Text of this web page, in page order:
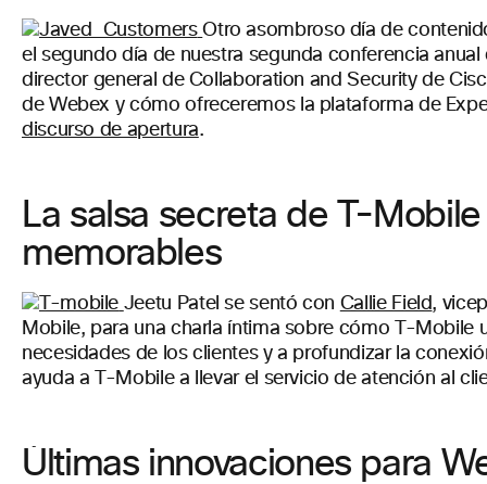
Otro asombroso día de
el segundo día de nuestra segunda conferencia
director general de Collaboration and Security de
de Webex y cómo ofreceremos la plataforma de
discurso de apertura.
La salsa secreta de T-
memorables
Jeetu Patel se sentó con Callie Field,
Mobile, para una charla íntima sobre cómo T-Mobile
necesidades de los clientes y a profundizar la
ayuda a T-Mobile a llevar el servicio de atención al
Últimas innovaciones para